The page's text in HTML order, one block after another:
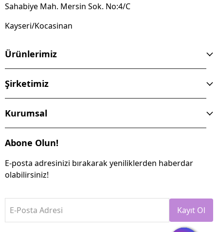
Sahabiye Mah. Mersin Sok. No:4/C
Kayseri/Kocasinan
Ürünlerimiz
Şirketimiz
Kurumsal
Abone Olun!
E-posta adresinizi bırakarak yeniliklerden haberdar
olabilirsiniz!
E-Posta Adresi Kayıt Ol